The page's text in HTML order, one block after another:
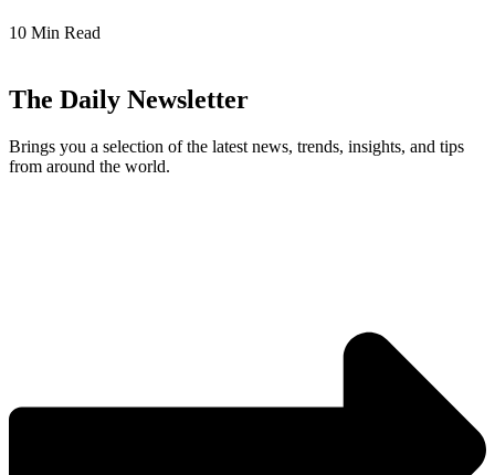
10 Min Read
The Daily Newsletter
Brings you a selection of the latest news, trends, insights, and tips
from around the world.